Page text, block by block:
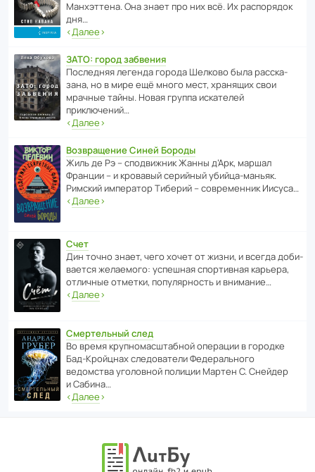
Манх­эт­тена. Она знает про них всё. Их распо­рядок
дня…
‹Далее›
ЗАТО: город забвения
После­дняя легенда города Шелково была расска­
зана, но в мире ещё много мест, хранящих свои
мрачные тайны. Новая группа иска­телей
приключений…
‹Далее›
Возвращение Синей Бороды
Жиль де Рэ – спод­ви­жник Жанны д’Арк, маршал
Франции – и кровавый серийный убийца-маньяк.
Римский импе­ратор Тиберий – совре­менник Иисуса…
‹Далее›
Счет
Дин точно знает, чего хочет от жизни, и всегда доби­
ва­ется жела­е­мого: успе­шная спор­ти­вная карьера,
отли­чные отметки, попу­ля­р­ность и внимание…
‹Далее›
Смертельный след
Во время круп­но­мас­ш­та­бной операции в городке
Бад‑Крой­цнах следо­ва­тели Феде­раль­ного
ведомства уголо­вной полиции Мартен С. Снейдер
и Сабина…
‹Далее›